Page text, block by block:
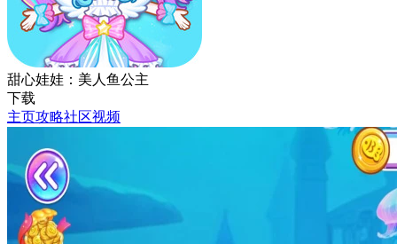
甜心娃娃：美人鱼公主
下载
主页攻略社区视频